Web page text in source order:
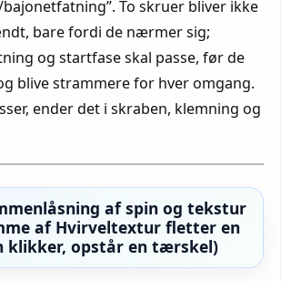
To skruer bliver ikke
bare fordi de nærmer sig;
og startfase skal passe, før de
blive strammere for hver omgang.
ender det i skraben, klemning og
af spin og tekstur
af Hvirveltextur fletter en
klikker, opstår en tærskel)